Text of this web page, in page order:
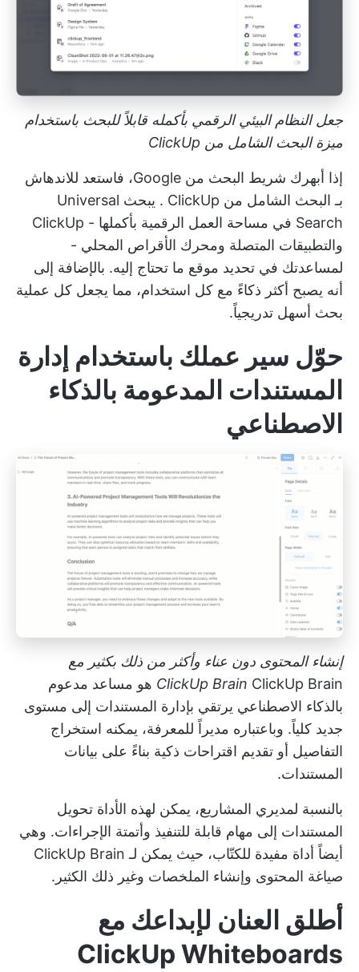
جعل النظام البيئي الرقمي بأكمله قابلاً للبحث باستخدام
ميزة البحث الشامل من ClickUp
إذا أبهرك شريط البحث من Google، فاستعد للاندهاش
بـ البحث الشامل من ClickUp
. يبحث Universal
Search في مساحة العمل الرقمية بأكملها - ClickUp
والتطبيقات المتصلة ومحرك الأقراص المحلي -
لمساعدتك في تحديد موقع ما تحتاج إليه. بالإضافة إلى
أنه يصبح أكثر ذكاءً مع كل استخدام، مما يجعل كل عملية
بحث أسهل تدريجياً.
حوّل سير عملك باستخدام إدارة
المستندات المدعومة بالذكاء
الاصطناعي
إنشاء المحتوى دون عناء وأكثر من ذلك بكثير مع
ClickUp Brain ClickUp Brain
هو مساعد مدعوم
بالذكاء الاصطناعي يرتقي بإدارة المستندات إلى مستوى
جديد كلياً. وباعتباره مديراً للمعرفة، يمكنه استخراج
التفاصيل أو تقديم اقتراحات ذكية بناءً على بيانات
المستندات.
بالنسبة لمديري المشاريع، يمكن لهذه الأداة تحويل
المستندات إلى مهام قابلة للتنفيذ وأتمتة الإجراءات. وهي
أيضاً أداة مفيدة للكتّاب، حيث يمكن لـ ClickUp Brain
صياغة المحتوى وإنشاء الملخصات وغير ذلك الكثير.
أطلق العنان لإبداعك مع
ClickUp Whiteboards